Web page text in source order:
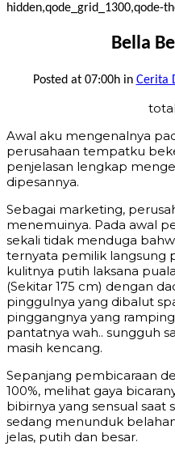
hidden,qode_grid_1300,qode-
Bella
Posted at 07:00hin Cerita
Awal aku mengenalnya
perusahaan tempatku
penjelasan lengkap
dipesannya.
Sebagai marketing,
menemuinya. Pada awal
sekali tidak menduga
ternyata pemilik langsung
kulitnya putih laksana
(Sekitar 175 cm) dengan
pinggulnya yang dibalut
pinggangnya yang
pantatnya wah.. sungguh
masih kencang.
Sepanjang pembicaraan
100%, melihat gaya
bibirnya yang sensual saat
sedang menunduk
jelas, putih dan besar.